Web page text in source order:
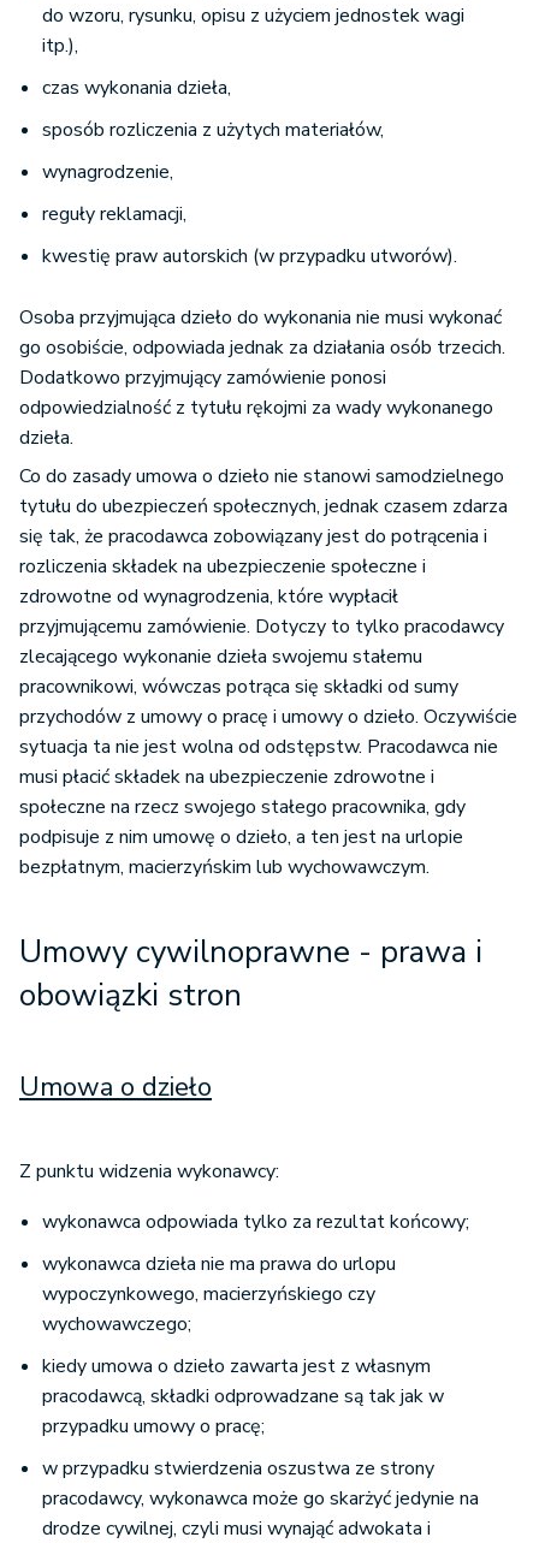
do wzoru, rysunku, opisu z użyciem jednostek wagi
itp.),
czas wykonania dzieła,
sposób rozliczenia z użytych materiałów,
wynagrodzenie,
reguły reklamacji,
kwestię praw autorskich (w przypadku utworów).
Osoba przyjmująca dzieło do wykonania nie musi wykonać
go osobiście, odpowiada jednak za działania osób trzecich.
Dodatkowo przyjmujący zamówienie ponosi
odpowiedzialność z tytułu rękojmi za wady wykonanego
dzieła.
Co do zasady umowa o dzieło nie stanowi samodzielnego
tytułu do ubezpieczeń społecznych, jednak czasem zdarza
się tak, że pracodawca zobowiązany jest do potrącenia i
rozliczenia składek na ubezpieczenie społeczne i
zdrowotne od wynagrodzenia, które wypłacił
przyjmującemu zamówienie. Dotyczy to tylko pracodawcy
zlecającego wykonanie dzieła swojemu stałemu
pracownikowi, wówczas potrąca się składki od sumy
przychodów z umowy o pracę i umowy o dzieło. Oczywiście
sytuacja ta nie jest wolna od odstępstw. Pracodawca nie
musi płacić składek na ubezpieczenie zdrowotne i
społeczne na rzecz swojego stałego pracownika, gdy
podpisuje z nim umowę o dzieło, a ten jest na urlopie
bezpłatnym, macierzyńskim lub wychowawczym.
Umowy cywilnoprawne - prawa i
obowiązki stron
Umowa o dzieło
Z punktu widzenia wykonawcy:
wykonawca odpowiada tylko za rezultat końcowy;
wykonawca dzieła nie ma prawa do urlopu
wypoczynkowego, macierzyńskiego czy
wychowawczego;
kiedy umowa o dzieło zawarta jest z własnym
pracodawcą, składki odprowadzane są tak jak w
przypadku umowy o pracę;
w przypadku stwierdzenia oszustwa ze strony
pracodawcy, wykonawca może go skarżyć jedynie na
drodze cywilnej, czyli musi wynająć adwokata i